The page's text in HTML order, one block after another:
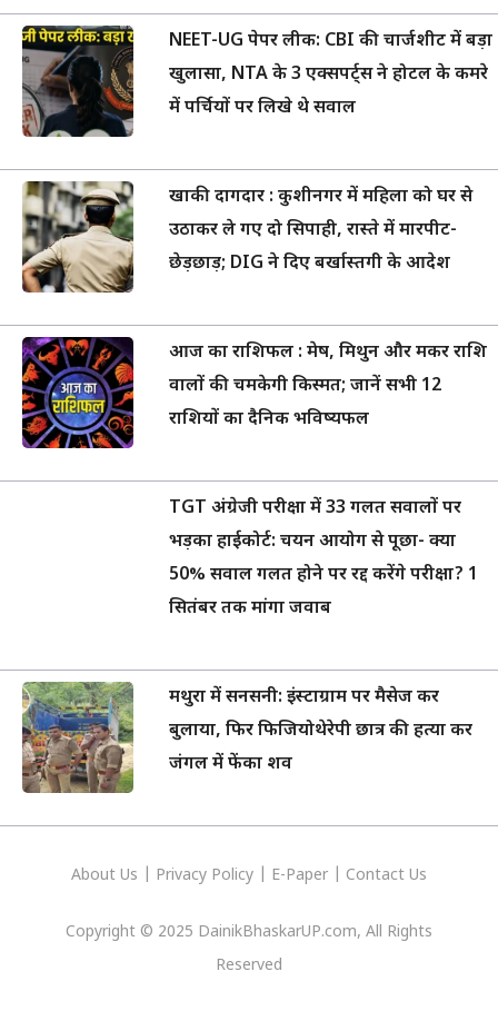
NEET-UG पेपर लीक: CBI की चार्जशीट में बड़ा
खुलासा, NTA के 3 एक्सपर्ट्स ने होटल के कमरे
में पर्चियों पर लिखे थे सवाल
खाकी दागदार : कुशीनगर में महिला को घर से
उठाकर ले गए दो सिपाही, रास्ते में मारपीट-
छेड़छाड़; DIG ने दिए बर्खास्तगी के आदेश
आज का राशिफल : मेष, मिथुन और मकर राशि
वालों की चमकेगी किस्मत; जानें सभी 12
राशियों का दैनिक भविष्यफल
TGT अंग्रेजी परीक्षा में 33 गलत सवालों पर
भड़का हाईकोर्ट: चयन आयोग से पूछा- क्या
50% सवाल गलत होने पर रद्द करेंगे परीक्षा? 1
सितंबर तक मांगा जवाब
मथुरा में सनसनी: इंस्टाग्राम पर मैसेज कर
बुलाया, फिर फिजियोथेरेपी छात्र की हत्या कर
जंगल में फेंका शव
About Us Privacy Policy E-Paper Contact Us
Copyright © 2025 DainikBhaskarUP.com, All Rights
Reserved